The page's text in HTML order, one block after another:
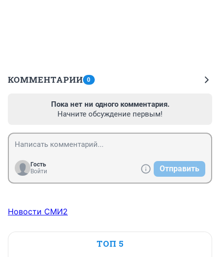
КОММЕНТАРИИ 0
Пока нет ни одного комментария.
Начните обсуждение первым!
Гость
Войти
Отправить
Новости СМИ2
ТОП 5